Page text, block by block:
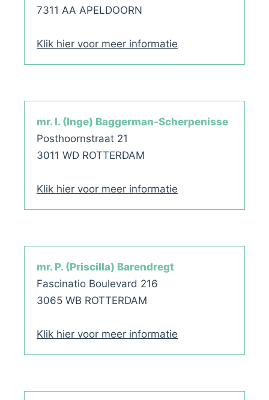
7311 AA APELDOORN
Klik hier voor meer informatie
mr. I. (Inge) Baggerman-Scherpenisse
Posthoornstraat 21
3011 WD ROTTERDAM
Klik hier voor meer informatie
mr. P. (Priscilla) Barendregt
Fascinatio Boulevard 216
3065 WB ROTTERDAM
Klik hier voor meer informatie